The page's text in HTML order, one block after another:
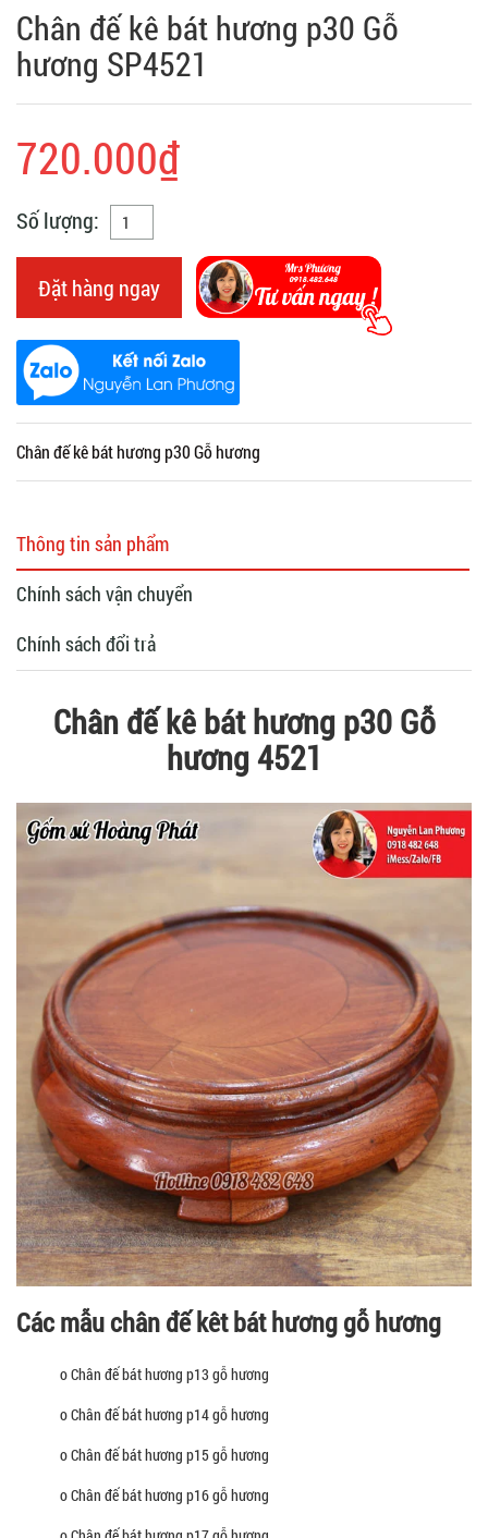
Chân đế kê bát hương p30 Gỗ
hương SP4521
720.000₫
Số lượng:
Đặt hàng ngay
Chân đế kê bát hương p30 Gỗ hương
Thông tin sản phẩm
Chính sách vận chuyển
Chính sách đổi trả
Chân đế kê bát hương p30 Gỗ
hương 4521
Các mẫu chân đế kêt bát hương gỗ hương
o Chân đế bát hương p13 gỗ hương
o Chân đế bát hương p14 gỗ hương
o Chân đế bát hương p15 gỗ hương
o Chân đế bát hương p16 gỗ hương